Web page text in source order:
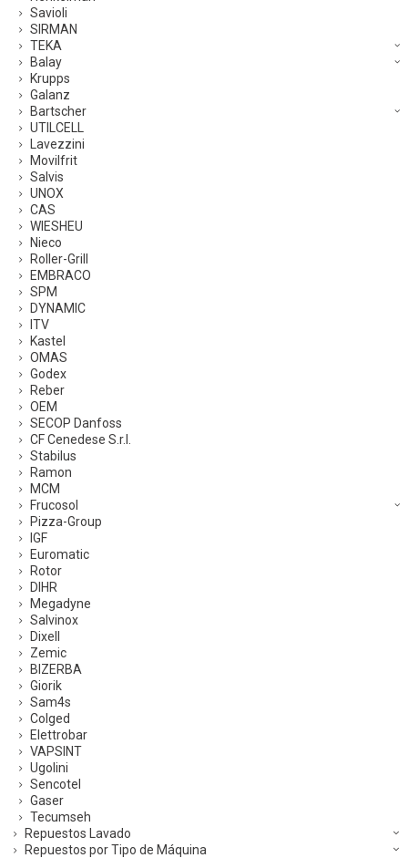
Savioli
SIRMAN
TEKA
Balay
Krupps
Galanz
Bartscher
UTILCELL
Lavezzini
Movilfrit
Salvis
UNOX
CAS
WIESHEU
Nieco
Roller-Grill
EMBRACO
SPM
DYNAMIC
ITV
Kastel
OMAS
Godex
Reber
OEM
SECOP Danfoss
CF Cenedese S.r.l.
Stabilus
Ramon
MCM
Frucosol
Pizza-Group
IGF
Euromatic
Rotor
DIHR
Megadyne
Salvinox
Dixell
Zemic
BIZERBA
Giorik
Sam4s
Colged
Elettrobar
VAPSINT
Ugolini
Sencotel
Gaser
Tecumseh
Repuestos Lavado
Repuestos por Tipo de Máquina